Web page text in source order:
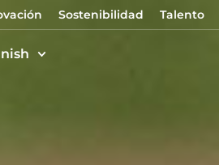
Sostenibilidad Talento